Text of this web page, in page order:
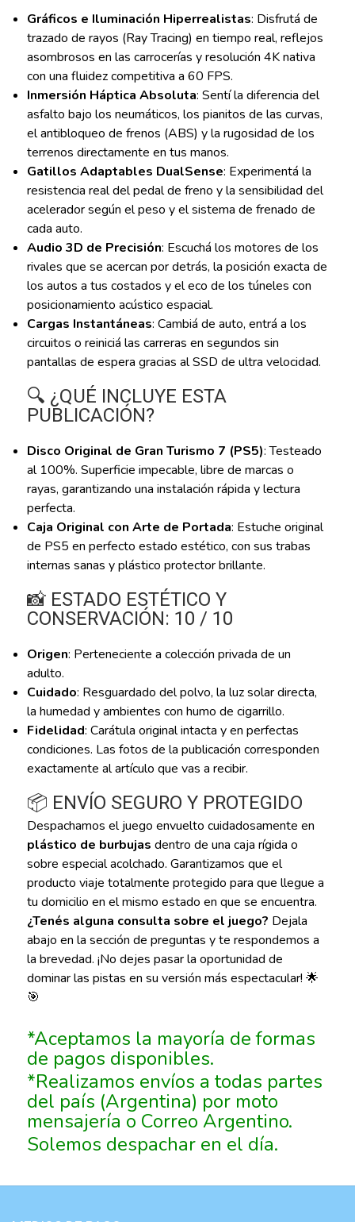
Gráficos e Iluminación Hiperrealistas: Disfrutá de
trazado de rayos (Ray Tracing) en tiempo real, reflejos
asombrosos en las carrocerías y resolución 4K nativa
con una fluidez competitiva a 60 FPS.
Inmersión Háptica Absoluta: Sentí la diferencia del
asfalto bajo los neumáticos, los pianitos de las curvas,
el antibloqueo de frenos (ABS) y la rugosidad de los
terrenos directamente en tus manos.
Gatillos Adaptables DualSense: Experimentá la
resistencia real del pedal de freno y la sensibilidad del
acelerador según el peso y el sistema de frenado de
cada auto.
Audio 3D de Precisión: Escuchá los motores de los
rivales que se acercan por detrás, la posición exacta de
los autos a tus costados y el eco de los túneles con
posicionamiento acústico espacial.
Cargas Instantáneas: Cambiá de auto, entrá a los
circuitos o reiniciá las carreras en segundos sin
pantallas de espera gracias al SSD de ultra velocidad.
🔍 ¿QUÉ INCLUYE ESTA
PUBLICACIÓN?
Disco Original de Gran Turismo 7 (PS5): Testeado
al 100%. Superficie impecable, libre de marcas o
rayas, garantizando una instalación rápida y lectura
perfecta.
Caja Original con Arte de Portada: Estuche original
de PS5 en perfecto estado estético, con sus trabas
internas sanas y plástico protector brillante.
📸 ESTADO ESTÉTICO Y
CONSERVACIÓN: 10 / 10
Origen: Perteneciente a colección privada de un
adulto.
Cuidado: Resguardado del polvo, la luz solar directa,
la humedad y ambientes con humo de cigarrillo.
Fidelidad: Carátula original intacta y en perfectas
condiciones. Las fotos de la publicación corresponden
exactamente al artículo que vas a recibir.
📦 ENVÍO SEGURO Y PROTEGIDO
Despachamos el juego envuelto cuidadosamente en
plástico de burbujas dentro de una caja rígida o
sobre especial acolchado. Garantizamos que el
producto viaje totalmente protegido para que llegue a
tu domicilio en el mismo estado en que se encuentra.
¿Tenés alguna consulta sobre el juego? Dejala
abajo en la sección de preguntas y te respondemos a
la brevedad. ¡No dejes pasar la oportunidad de
dominar las pistas en su versión más espectacular! 🌟
🎯
*Aceptamos la mayoría de formas
de pagos disponibles.
*Realizamos envíos a todas partes
del país (Argentina) por moto
mensajería o Correo Argentino.
Solemos despachar en el día.